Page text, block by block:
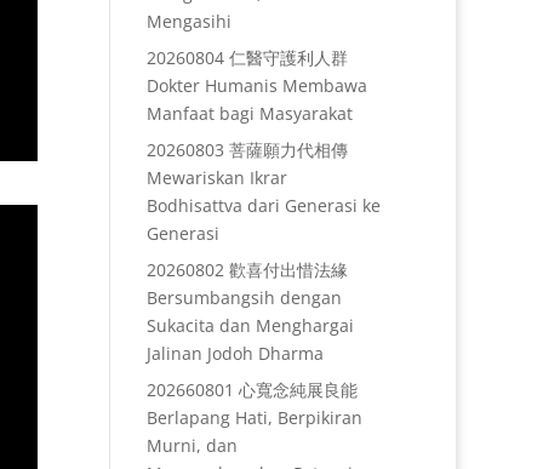
Mengasihi
20260804 仁醫守護利人群
Dokter Humanis Membawa
Manfaat bagi Masyarakat
20260803 菩薩願力代相傳
Mewariskan Ikrar
Bodhisattva dari Generasi ke
Generasi
20260802 歡喜付出惜法緣
Bersumbangsih dengan
Sukacita dan Menghargai
Jalinan Jodoh Dharma
202660801 心寬念純展良能
Berlapang Hati, Berpikiran
Murni, dan